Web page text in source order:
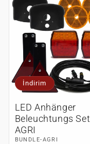
:
İndirim
LED Anhänger
Beleuchtungs Set
AGRI
BUNDLE-AGRI